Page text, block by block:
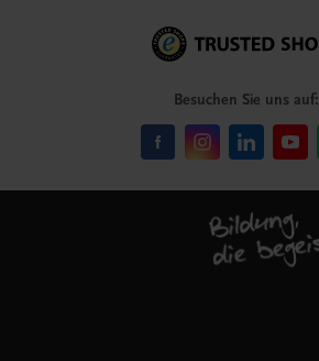
Besuchen Sie uns auf: